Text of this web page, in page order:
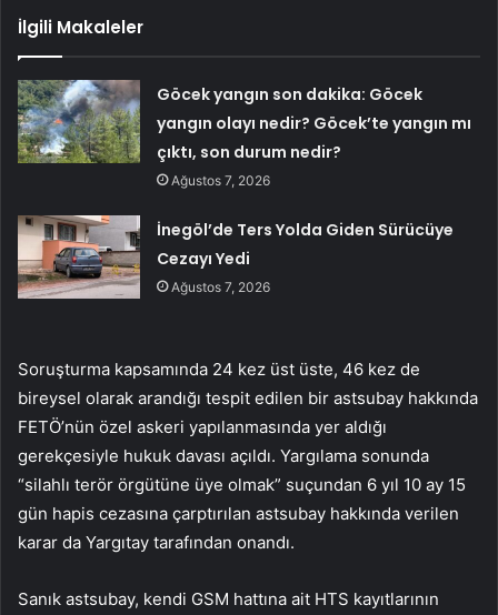
İlgili Makaleler
Göcek yangın son dakika: Göcek
yangın olayı nedir? Göcek’te yangın mı
çıktı, son durum nedir?
Ağustos 7, 2026
İnegöl’de Ters Yolda Giden Sürücüye
Cezayı Yedi
Ağustos 7, 2026
Soruşturma kapsamında 24 kez üst üste, 46 kez de
bireysel olarak arandığı tespit edilen bir astsubay hakkında
FETÖ’nün özel askeri yapılanmasında yer aldığı
gerekçesiyle hukuk davası açıldı. Yargılama sonunda
“silahlı terör örgütüne üye olmak” suçundan 6 yıl 10 ay 15
gün hapis cezasına çarptırılan astsubay hakkında verilen
karar da Yargıtay tarafından onandı.
Sanık astsubay, kendi GSM hattına ait HTS kayıtlarının